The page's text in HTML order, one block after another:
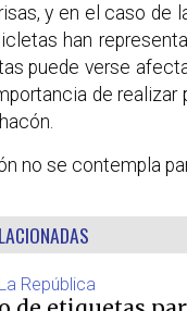
y en el caso de
han
puede verse
de realizar
no se contempla